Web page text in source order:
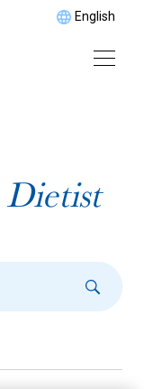
English
Dietist